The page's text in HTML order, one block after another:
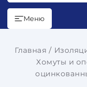
Меню
Главная
Хомуты и